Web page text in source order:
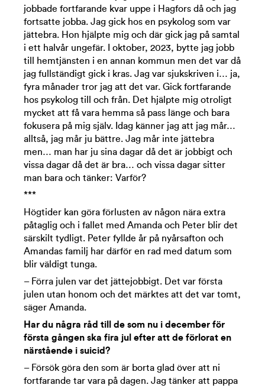
jobbade fortfarande kvar uppe i Hagfors då och jag
fortsatte jobba. Jag gick hos en psykolog som var
jättebra. Hon hjälpte mig och där gick jag på samtal
i ett halvår ungefär. I oktober, 2023, bytte jag jobb
till hemtjänsten i en annan kommun men det var då
jag fullständigt gick i kras. Jag var sjukskriven i… ja,
fyra månader tror jag att det var. Gick fortfarande
hos psykolog till och från. Det hjälpte mig otroligt
mycket att få vara hemma så pass länge och bara
fokusera på mig själv. Idag känner jag att jag mår…
alltså, jag mår ju bättre. Jag mår inte jättebra
men… man har ju sina dagar då det är jobbigt och
vissa dagar då det är bra… och vissa dagar sitter
man bara och tänker: Varför?
***
Högtider kan göra förlusten av någon nära extra
påtaglig och i fallet med Amanda och Peter blir det
särskilt tydligt. Peter fyllde år på nyårsafton och
Amandas familj har därför en rad med datum som
blir väldigt tunga.
– Förra julen var det jättejobbigt. Det var första
julen utan honom och det märktes att det var tomt,
säger Amanda.
Har du några råd till de som nu i december för
första gången ska fira jul efter att de förlorat en
närstående i suicid?
– Försök göra den som är borta glad över att ni
fortfarande tar vara på dagen. Jag tänker att pappa